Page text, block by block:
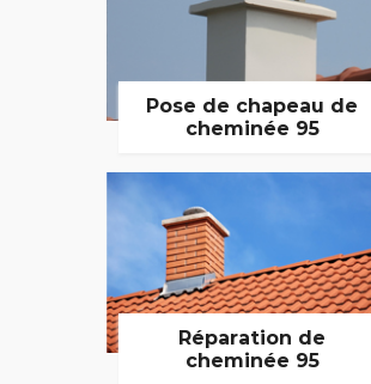
Pose de chapeau de
cheminée 95
Réparation de
cheminée 95